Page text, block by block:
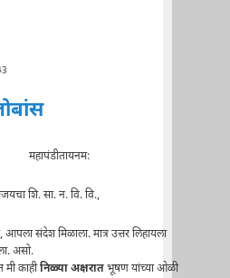
महापंडीतायनम:
शि. सा. न. वि. वि.,
आपला संदेश मिळाला. मात्र उत्तर लिहायला
असो.
मी काहीनिळ्या अक्षरातभूषण यांच्या ओळी